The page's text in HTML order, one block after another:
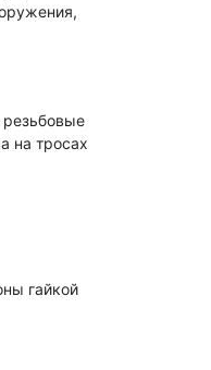
резьбовые
на тросах
гайкой